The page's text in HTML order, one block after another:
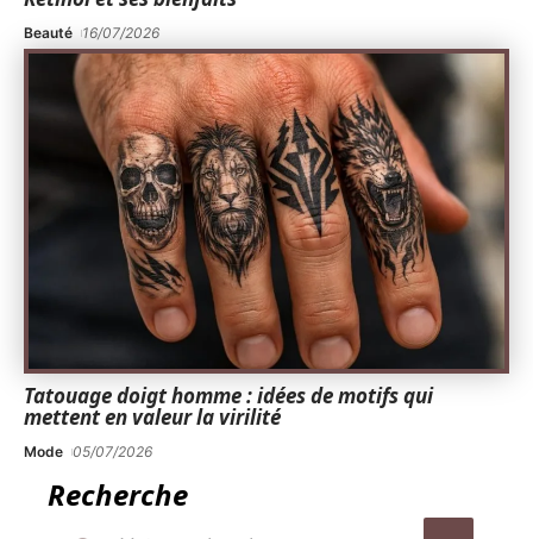
Beauté 16/07/2026
Tatouage doigt homme : idées de motifs qui
mettent en valeur la virilité
Mode 05/07/2026
Recherche